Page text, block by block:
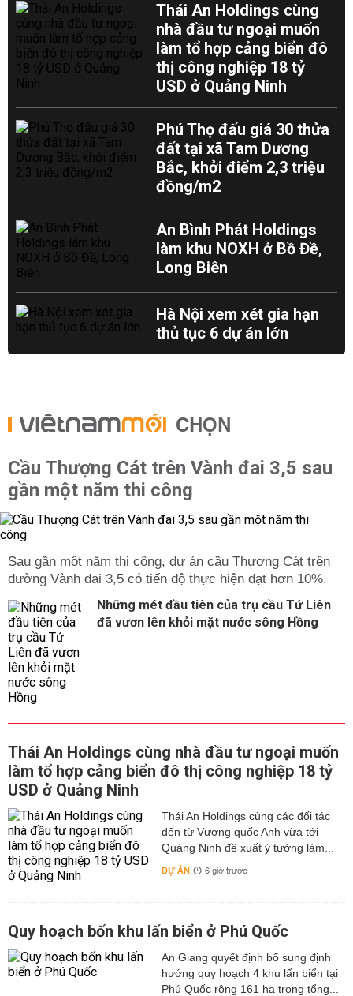
Thái An Holdings cùng
nhà đầu tư ngoại muốn
làm tổ hợp cảng biển đô
thị công nghiệp 18 tỷ
USD ở Quảng Ninh
Phú Thọ đấu giá 30 thửa
đất tại xã Tam Dương
Bắc, khởi điểm 2,3 triệu
đồng/m2
An Bình Phát Holdings
làm khu NOXH ở Bồ Đề,
Long Biên
Hà Nội xem xét gia hạn
thủ tục 6 dự án lớn
CHỌN
Cầu Thượng Cát trên Vành đai 3,5 sau
gần một năm thi công
Sau gần một năm thi công, dự án cầu Thượng Cát trên
đường Vành đai 3,5 có tiến độ thực hiện đạt hơn 10%.
Những mét đầu tiên của trụ cầu Tứ Liên
đã vươn lên khỏi mặt nước sông Hồng
Thái An Holdings cùng nhà đầu tư ngoại muốn
làm tổ hợp cảng biển đô thị công nghiệp 18 tỷ
USD ở Quảng Ninh
Thái An Holdings cùng các đối tác
đến từ Vương quốc Anh vừa tới
Quảng Ninh đề xuất ý tưởng làm...
DỰ ÁN 6 giờ trước
Quy hoạch bốn khu lấn biển ở Phú Quốc
An Giang quyết định bổ sung định
hướng quy hoạch 4 khu lấn biển tại
Phú Quốc rộng 161 ha trong tổng...